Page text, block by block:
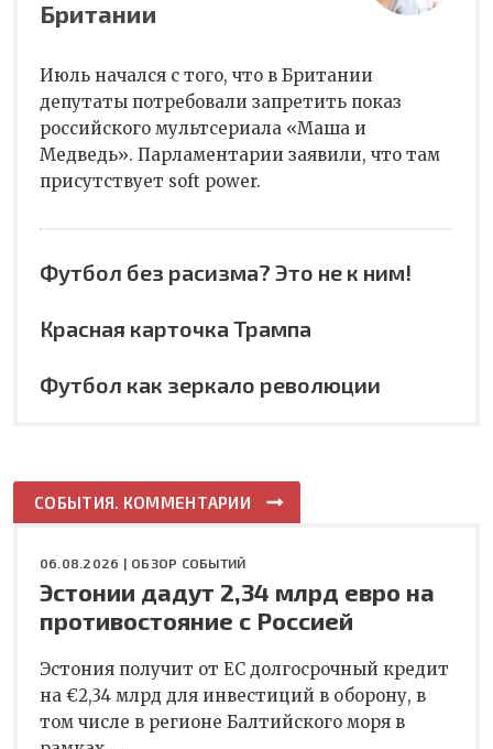
Британии
Июль начался с того, что в Британии
депутаты потребовали запретить показ
российского мультсериала «Маша и
Медведь». Парламентарии заявили, что там
присутствует soft power.
Футбол без расизма? Это не к ним!
Красная карточка Трампа
Футбол как зеркало революции
СОБЫТИЯ. КОММЕНТАРИИ
06.08.2026 | ОБЗОР СОБЫТИЙ
Эстонии дадут 2,34 млрд евро на
противостояние с Россией
Эстония получит от ЕС долгосрочный кредит
на €2,34 млрд для инвестиций в оборону, в
том числе в регионе Балтийского моря в